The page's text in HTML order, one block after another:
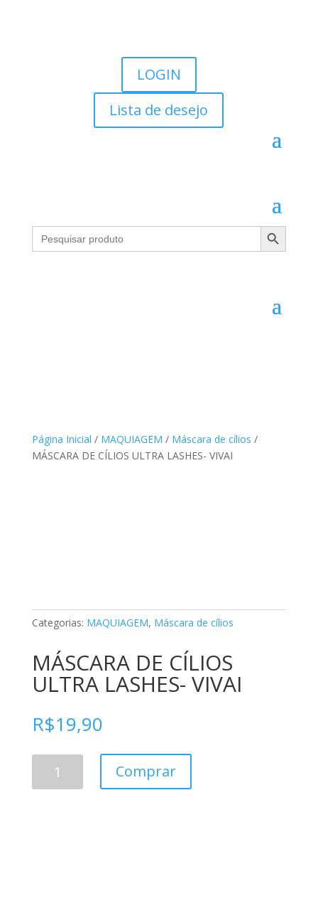
LOGIN
Lista de desejo
Search
for:
Search Button
Página Inicial / MAQUIAGEM / Máscara de cílios /
MÁSCARA DE CÍLIOS ULTRA LASHES- VIVAI
Categorias: MAQUIAGEM, Máscara de cílios
MÁSCARA DE CÍLIOS
ULTRA LASHES- VIVAI
R$19,90
Comprar